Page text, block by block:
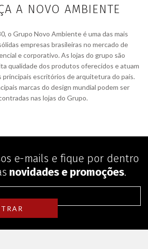
A NOVO AMBIENTE
o Grupo Novo Ambiente é uma das mais
empresas brasileiras no mercado de
e corporativo. As lojas do grupo são
qualidade dos produtos oferecidos e atuam
principais escritórios de arquitetura do país.
marcas do design mundial podem ser
nas lojas do Grupo.
e-mails e fique por dentro
novidades e promoções.